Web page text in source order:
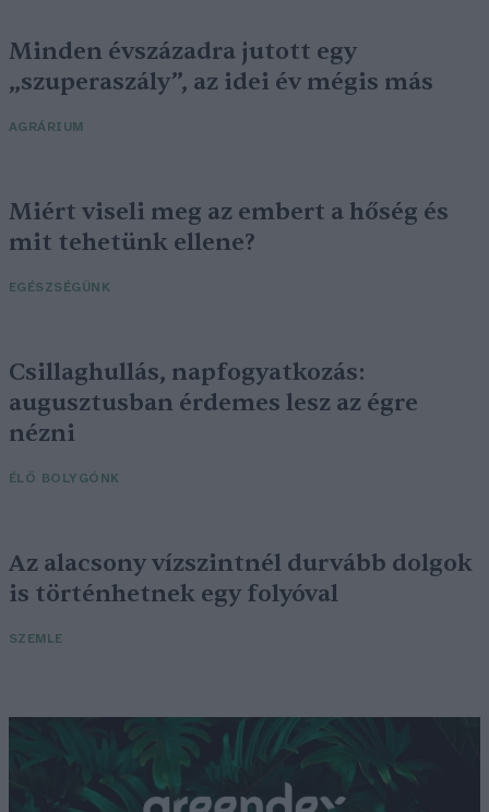
Minden évszázadra jutott egy
„szuperaszály”, az idei év mégis más
AGRÁRIUM
Miért viseli meg az embert a hőség és
mit tehetünk ellene?
EGÉSZSÉGÜNK
Csillaghullás, napfogyatkozás:
augusztusban érdemes lesz az égre
nézni
ÉLŐ BOLYGÓNK
Az alacsony vízszintnél durvább dolgok
is történhetnek egy folyóval
SZEMLE